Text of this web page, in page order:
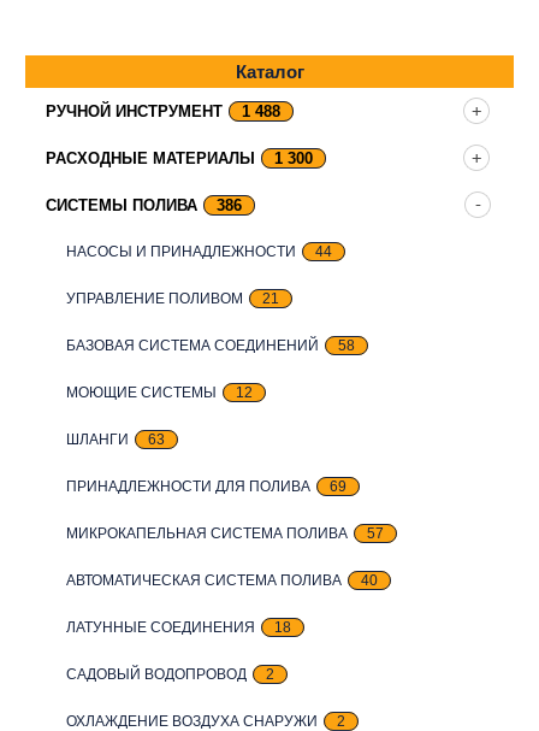
Каталог
РУЧНОЙ ИНСТРУМЕНТ 1 488
РАСХОДНЫЕ МАТЕРИАЛЫ 1 300
СИСТЕМЫ ПОЛИВА 386
НАСОСЫ И ПРИНАДЛЕЖНОСТИ 44
УПРАВЛЕНИЕ ПОЛИВОМ 21
БАЗОВАЯ СИСТЕМА СОЕДИНЕНИЙ 58
МОЮЩИЕ СИСТЕМЫ 12
ШЛАНГИ 63
ПРИНАДЛЕЖНОСТИ ДЛЯ ПОЛИВА 69
МИКРОКАПЕЛЬНАЯ СИСТЕМА ПОЛИВА 57
АВТОМАТИЧЕСКАЯ СИСТЕМА ПОЛИВА 40
ЛАТУННЫЕ СОЕДИНЕНИЯ 18
САДОВЫЙ ВОДОПРОВОД 2
ОХЛАЖДЕНИЕ ВОЗДУХА СНАРУЖИ 2